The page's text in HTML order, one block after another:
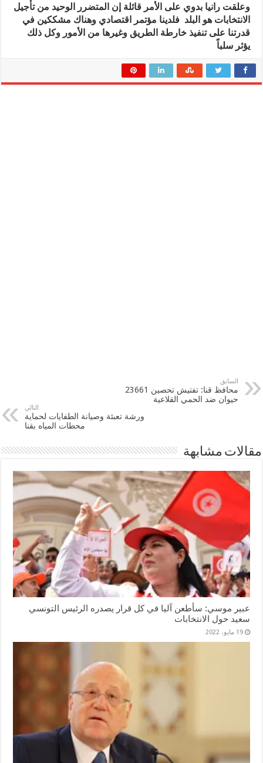
وعلقت رانيا بدوي على الأمر قائلة إن المتضرر الوحيد من تأجيل
الانتخابات هو البلد فلدينا مؤتمر اقتصادي وهناك مشككين في
قدرتنا على تنفيذ خارطة الطريق وغيرها من الأمور وكل ذلك
يؤثر سلباً
السابق
محافظ قنا: تفتيش تحصين 23661
حيوان ضد الحمي القلاعية
التالي
ورشة تعبئة وصيانة الطفايات لحماية
محطات المياه بقنا
مقالات مشابهة
عبير موسي: سأطعن آليا في كل قرار يصدره الرئيس التونسي
سعيد حول الانتخابات
19 مايو، 2022